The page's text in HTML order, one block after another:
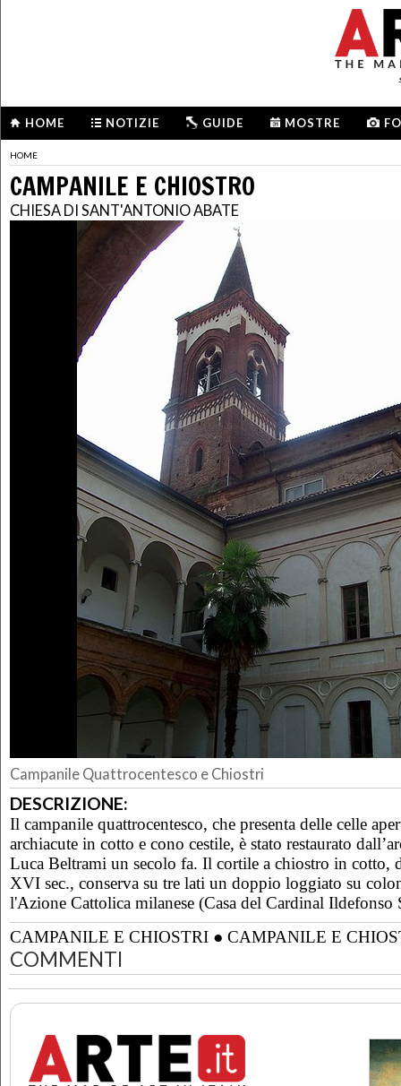
HOME NOTIZIE GUIDE MOSTRE
HOME
CAMPANILE E CHIOSTRO
CHIESA DI SANT'ANTONIO ABATE
Campanile Quattrocentesco e Chiostri
DESCRIZIONE:
Il campanile quattrocentesco, che presenta delle celle
archiacute in cotto e cono cestile, è stato restaurato
Luca Beltrami un secolo fa. Il cortile a chiostro in cotto,
XVI sec., conserva su tre lati un doppio loggiato su
l'Azione Cattolica milanese (Casa del Cardinal Ildefonso
CAMPANILE E CHIOSTRI ● CAMPANILE E
COMMENTI